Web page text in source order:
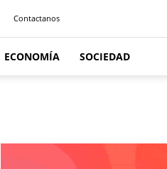
Contactanos
ECONOMÍA SOCIEDAD